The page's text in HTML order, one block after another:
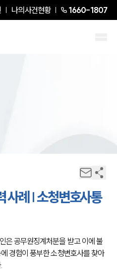
나의사건현황 1660-1807
사례 | 소청변호사통
은 공무원징계처분을 받고 이에 불
경험이 풍부한 소청변호사를 찾아